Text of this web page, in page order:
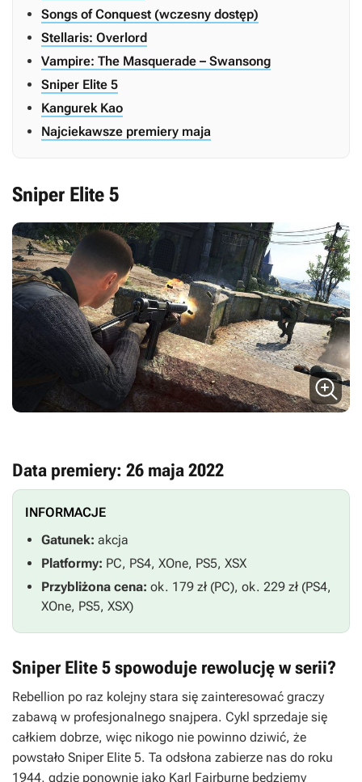
Songs of Conquest (wczesny dostęp)
Stellaris: Overlord
Vampire: The Masquerade – Swansong
Sniper Elite 5
Kangurek Kao
Najciekawsze premiery maja
Sniper Elite 5
Data premiery: 26 maja 2022
INFORMACJE
Gatunek: akcja
Platformy: PC, PS4, XOne, PS5, XSX
Przybliżona cena: ok. 179 zł (PC), ok. 229 zł (PS4,
XOne, PS5, XSX)
Sniper Elite 5 spowoduje rewolucję w serii?
Rebellion po raz kolejny stara się zainteresować graczy
zabawą w profesjonalnego snajpera. Cykl sprzedaje się
całkiem dobrze, więc nikogo nie powinno dziwić, że
powstało Sniper Elite 5. Ta odsłona zabierze nas do roku
1944, gdzie ponownie jako Karl Fairburne będziemy